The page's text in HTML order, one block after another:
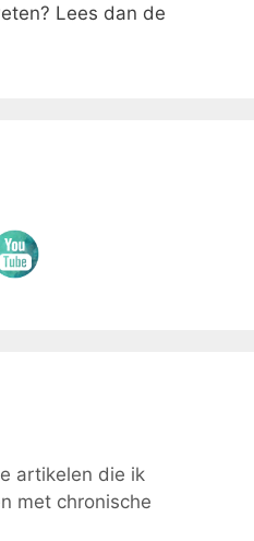
Lees dan de
artikelen die ik
met chronische